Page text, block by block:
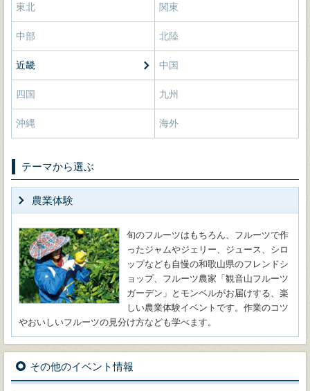
東北 関東
中部 北陸
近畿 中国
四国 九州
沖縄 海外
テーマから選ぶ
農業体験
旬のフルーツはもちろん、フルーツで作
ったジャムやジェリー、ジュース、シロ
ップなども自慢の和歌山県のフレンドシ
ョップ、フルーツ農家「観音山フルーツ
ガーデン」とモンベルがお届けする、楽
しい農業体験イベントです。作業のコツ
やおいしいフルーツの見分け方なども学べます。
その他のイベント情報